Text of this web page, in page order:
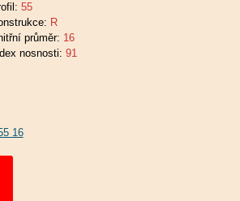
55
R
průměr: 16
nosnosti: 91